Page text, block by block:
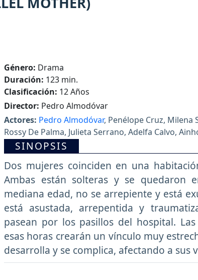
Género: Drama
Duración: 123 min.
Clasificación: 12 Años
Director: Pedro Almodóvar
Actores: Pedro Almodóvar, Penélope Cruz, Milena
Rossy De Palma, Julieta Serrano, Adelfa Calvo,
Manrique, Inma Ochoa, Trinidad Iglesias, Carmen
Domínguez, Chema Adeva, Ana Peleteiro
SINOPSIS
Dos mujeres coinciden en una
Ambas están solteras y se quedaron
mediana edad, no se arrepiente y está
está asustada, arrepentida y
pasean por los pasillos del hospital.
esas horas crearán un vínculo muy
desarrolla y se complica, afectando a sus